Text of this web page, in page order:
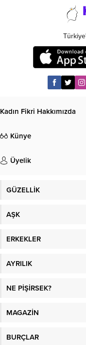
Kadın Fikri Hakkımızda
Künye
Üyelik
GÜZELLİK
AŞK
ERKEKLER
AYRILIK
NE PİŞİRSEK?
MAGAZİN
BURÇLAR